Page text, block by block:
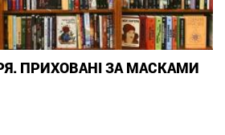
ПРИХОВАНІ ЗА МАСКАМИ